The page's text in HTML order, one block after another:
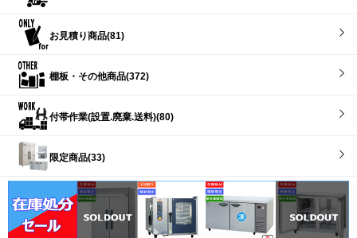
お見積り商品(81)
棚板・その他商品(372)
付帯作業(設置.廃棄.送料)(80)
限定商品(33)